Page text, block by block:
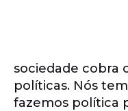
sociedade cobra
políticas. Nós
fazemos política